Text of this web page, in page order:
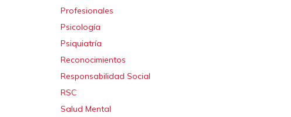
Profesionales
Psicología
Psiquiatría
Reconocimientos
Responsabilidad Social
RSC
Salud Mental